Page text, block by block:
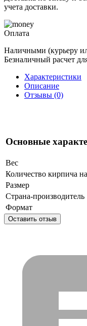
учета доставки.
Оплата
Наличными (курьеру
Безналичный расчет
Характеристики
Описание
Отзывы (0)
Основные
Вес
Количество кирпича
Размер
Страна-производитель
Формат
Оставить отзыв